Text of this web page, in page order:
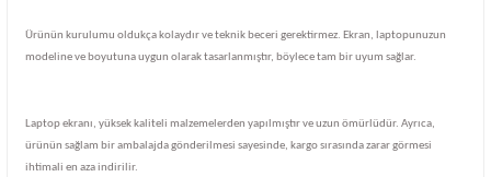
Ürünün kurulumu oldukça kolaydır ve teknik beceri gerektirmez. Ekran, laptopunuzun
modeline ve boyutuna uygun olarak tasarlanmıştır, böylece tam bir uyum sağlar.
Laptop ekranı, yüksek kaliteli malzemelerden yapılmıştır ve uzun ömürlüdür. Ayrıca,
ürünün sağlam bir ambalajda gönderilmesi sayesinde, kargo sırasında zarar görmesi
ihtimali en aza indirilir.